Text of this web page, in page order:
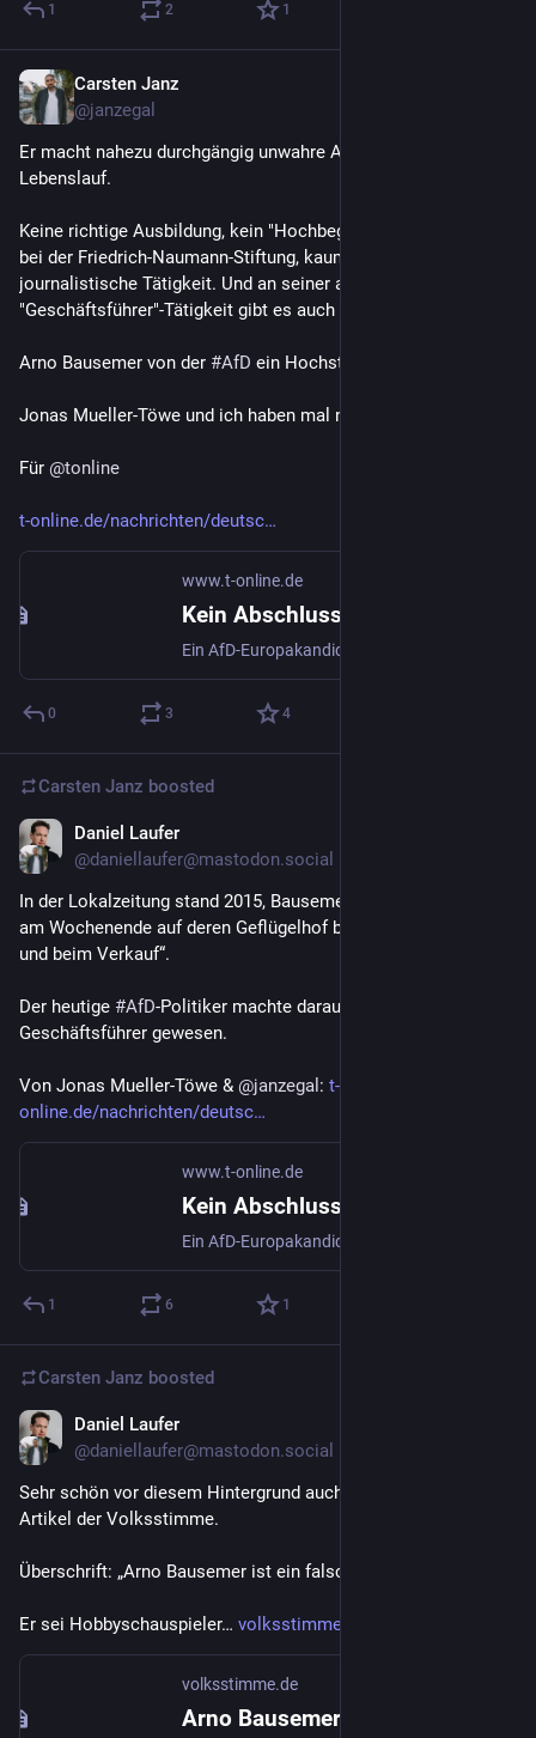
1 2 1
Carsten Janz
@janzegal
Er macht nahezu durchgängig unwahre Aussagen in seinem
Lebenslauf.
Keine richtige Ausbildung, kein "Hochbegabten-Stipendium"
bei der Friedrich-Naumann-Stiftung, kaum Nachweise für
journalistische Tätigkeit. Und an seiner angeblichen
"Geschäftsführer"-Tätigkeit gibt es auch Zweifel.
Arno Bausemer von der #AfD ein Hochstapler?
Jonas Mueller-Töwe und ich haben mal nachgeschaut.
Für @tonline
t-online.de/nachrichten/deutsc
www.t-online.de
0 3 4
Carsten Janz boosted
Daniel Laufer
@daniellaufer@mastodon.social
In der Lokalzeitung stand 2015, Bausemer helfe „seinen Eltern
am Wochenende auf deren Geflügelhof bei der Buchhaltung
und beim Verkauf“.
Der heutige #AfD-Politiker machte daraus wohl, er sei der
Geschäftsführer gewesen.
Von Jonas Mueller-Töwe & @janzegal : t-
online.de/nachrichten/deutsc
www.t-online.de
1 6 1
Carsten Janz boosted
Daniel Laufer
@daniellaufer@mastodon.social
Sehr schön vor diesem Hintergrund auch der ursprüngliche
Artikel der Volksstimme.
Überschrift: „Arno Bausemer ist ein falscher Pfarrer“.
Er sei Hobbyschauspieler… volksstimme.de/lokal/havelberg
volksstimme.de